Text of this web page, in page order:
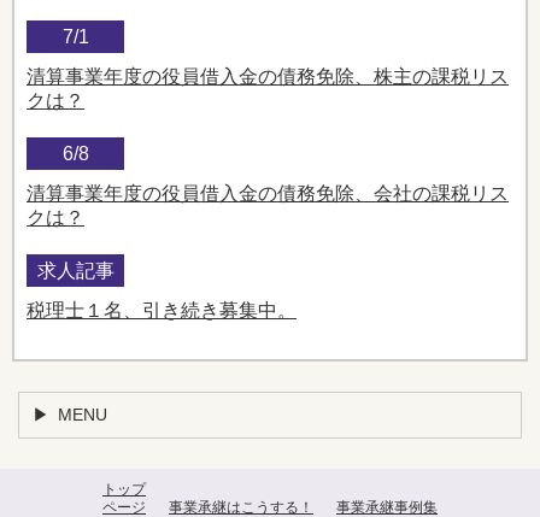
7/1
清算事業年度の役員借入金の債務免除、株主の課税リス
クは？
6/8
清算事業年度の役員借入金の債務免除、会社の課税リス
クは？
求人記事
税理士１名、引き続き募集中。
MENU
トップ
ページ
事業承継はこうする！
事業承継事例集